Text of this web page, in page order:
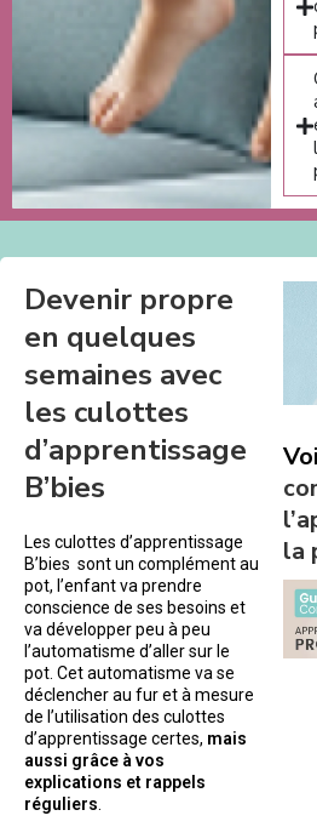
Devenir propre
en quelques
semaines avec
les culottes
d’apprentissage
B’bies
Les culottes d’apprentissage
B’bies sont un complément au
pot, l’enfant va prendre
conscience de ses besoins et
va développer peu à peu
l’automatisme d’aller sur le
pot. Cet automatisme va se
déclencher au fur et à mesure
de l’utilisation des culottes
d’apprentissage certes, mais
aussi grâce à vos
explications et rappels
réguliers.
la